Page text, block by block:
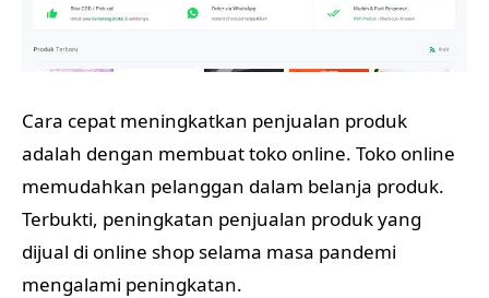
Cara cepat meningkatkan penjualan produk
adalah dengan membuat toko online. Toko online
memudahkan pelanggan dalam belanja produk.
Terbukti, peningkatan penjualan produk yang
dijual di online shop selama masa pandemi
mengalami peningkatan.